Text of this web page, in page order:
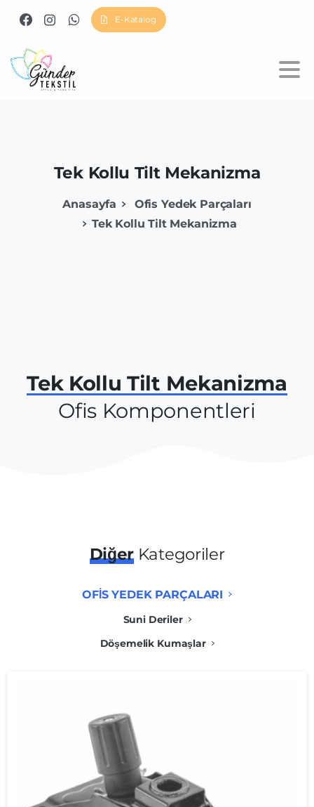
E-Katalog
Tek Kollu Tilt Mekanizma
Anasayfa
Ofis Yedek Parçaları
Tek Kollu Tilt Mekanizma
Tek Kollu Tilt Mekanizma
Ofis Komponentleri
Diğer Kategoriler
OFİS YEDEK PARÇALARI
Suni Deriler
Döşemelik Kumaşlar